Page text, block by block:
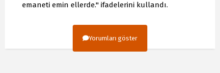
emaneti emin ellerde." ifadelerini kullandı.
Yorumları göster